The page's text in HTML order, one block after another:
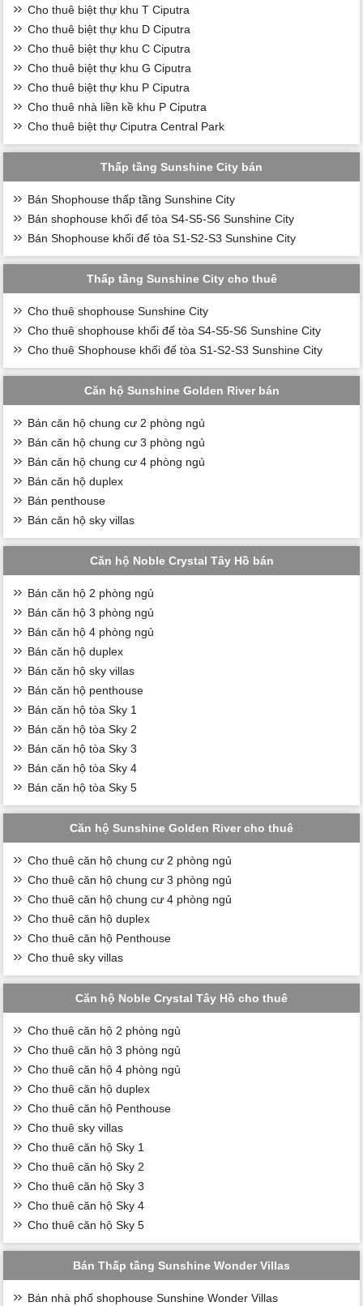
Cho thuê biệt thự khu T Ciputra
Cho thuê biệt thự khu D Ciputra
Cho thuê biệt thự khu C Ciputra
Cho thuê biệt thự khu G Ciputra
Cho thuê biệt thự khu P Ciputra
Cho thuê nhà liền kề khu P Ciputra
Cho thuê biệt thự Ciputra Central Park
Thấp tầng Sunshine City bán
Bán Shophouse thấp tầng Sunshine City
Bán shophouse khối đế tòa S4-S5-S6 Sunshine City
Bán Shophouse khối đế tòa S1-S2-S3 Sunshine City
Thấp tầng Sunshine City cho thuê
Cho thuê shophouse Sunshine City
Cho thuê shophouse khối đế tòa S4-S5-S6 Sunshine City
Cho thuê Shophouse khối đế tòa S1-S2-S3 Sunshine City
Căn hộ Sunshine Golden River bán
Bán căn hộ chung cư 2 phòng ngủ
Bán căn hộ chung cư 3 phòng ngủ
Bán căn hộ chung cư 4 phòng ngủ
Bán căn hộ duplex
Bán penthouse
Bán căn hộ sky villas
Căn hộ Noble Crystal Tây Hồ bán
Bán căn hộ 2 phòng ngủ
Bán căn hộ 3 phòng ngủ
Bán căn hộ 4 phòng ngủ
Bán căn hộ duplex
Bán căn hộ sky villas
Bán căn hộ penthouse
Bán căn hộ tòa Sky 1
Bán căn hộ tòa Sky 2
Bán căn hộ tòa Sky 3
Bán căn hộ tòa Sky 4
Bán căn hộ tòa Sky 5
Căn hộ Sunshine Golden River cho thuê
Cho thuê căn hộ chung cư 2 phòng ngủ
Cho thuê căn hộ chung cư 3 phòng ngủ
Cho thuê căn hộ chung cư 4 phòng ngủ
Cho thuê căn hộ duplex
Cho thuê căn hộ Penthouse
Cho thuê sky villas
Căn hộ Noble Crystal Tây Hồ cho thuê
Cho thuê căn hộ 2 phòng ngủ
Cho thuê căn hộ 3 phòng ngủ
Cho thuê căn hộ 4 phòng ngủ
Cho thuê căn hộ duplex
Cho thuê căn hộ Penthouse
Cho thuê sky villas
Cho thuê căn hộ Sky 1
Cho thuê căn hộ Sky 2
Cho thuê căn hộ Sky 3
Cho thuê căn hộ Sky 4
Cho thuê căn hộ Sky 5
Bán Thấp tầng Sunshine Wonder Villas
Bán nhà phố shophouse Sunshine Wonder Villas